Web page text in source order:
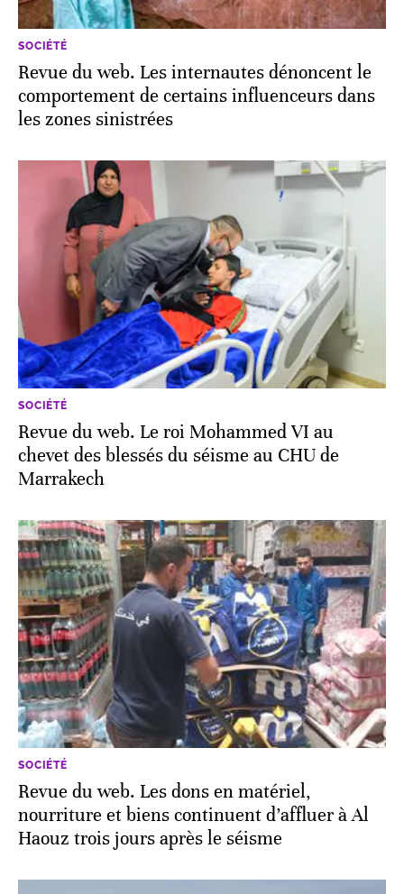
SOCIÉTÉ
Revue du web. Les internautes dénoncent le
comportement de certains influenceurs dans
les zones sinistrées
SOCIÉTÉ
Revue du web. Le roi Mohammed VI au
chevet des blessés du séisme au CHU de
Marrakech
SOCIÉTÉ
Revue du web. Les dons en matériel,
nourriture et biens continuent d’affluer à Al
Haouz trois jours après le séisme